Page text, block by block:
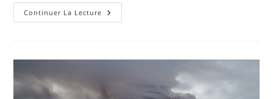
Continuer La Lecture 04
Septembre
Kilauea